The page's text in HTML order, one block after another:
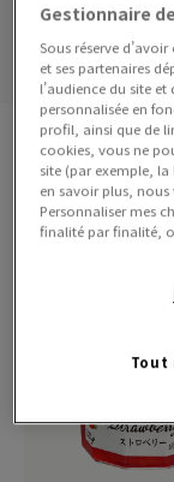
で、甘くて風味豊
い。
All
全
Gestionnaire
Sous réserve
et ses partenaires
l’audience du site
personnalisée en
profil, ainsi que de
cookies, vous ne
site (par exemple,
en savoir plus, nous
Personnaliser mes
finalité par finalité,
Tout